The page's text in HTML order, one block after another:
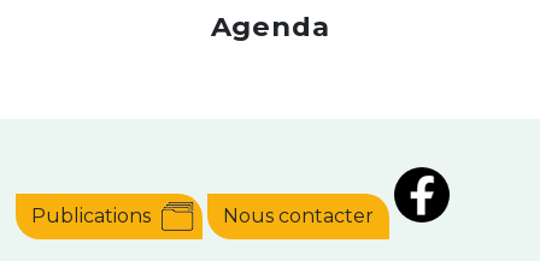
Agenda
Publications Nous contacter